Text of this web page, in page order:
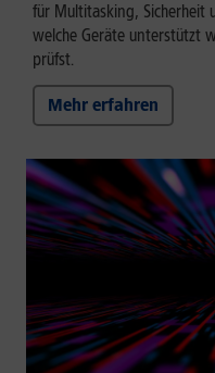
für Multitasking, Sicherheit
welche Geräte unterstützt
prüfst.
Mehr erfahren